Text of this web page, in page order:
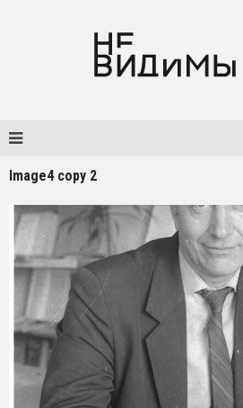
Image4 copy 2